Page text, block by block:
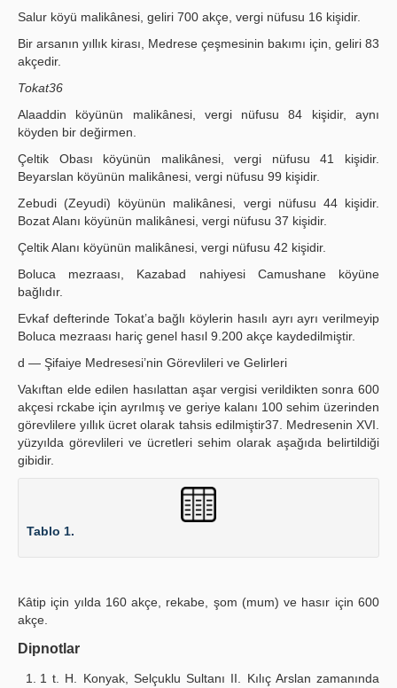
Salur köyü malikânesi, geliri 700 akçe, vergi nüfusu 16 kişidir.
Bir arsanın yıllık kirası, Medrese çeşmesinin bakımı için, geliri 83
akçedir.
Tokat36
Alaaddin köyünün malikânesi, vergi nüfusu 84 kişidir, aynı
köyden bir değirmen.
Çeltik Obası köyünün malikânesi, vergi nüfusu 41 kişidir.
Beyarslan köyünün malikânesi, vergi nüfusu 99 kişidir.
Zebudi (Zeyudi) köyünün malikânesi, vergi nüfusu 44 kişidir.
Bozat Alanı köyünün malikânesi, vergi nüfusu 37 kişidir.
Çeltik Alanı köyünün malikânesi, vergi nüfusu 42 kişidir.
Boluca mezraası, Kazabad nahiyesi Camushane köyüne
bağlıdır.
Evkaf defterinde Tokat’a bağlı köylerin hasılı ayrı ayrı verilmeyip
Boluca mezraası hariç genel hasıl 9.200 akçe kaydedilmiştir.
d — Şifaiye Medresesi’nin Görevlileri ve Gelirleri
Vakıftan elde edilen hasılattan aşar vergisi verildikten sonra 600
akçesi rckabe için ayrılmış ve geriye kalanı 100 sehim üzerinden
görevlilere yıllık ücret olarak tahsis edilmiştir37. Medresenin XVI.
yüzyılda görevlileri ve ücretleri sehim olarak aşağıda belirtildiği
gibidir.
Tablo 1.
Kâtip için yılda 160 akçe, rekabe, şom (mum) ve hasır için 600
akçe.
Dipnotlar
1 t. H. Konyak, Selçuklu Sultanı II. Kılıç Arslan zamanında